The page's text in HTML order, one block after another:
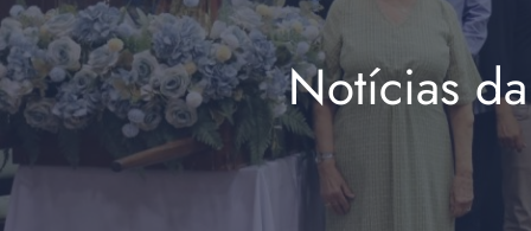
Notícias